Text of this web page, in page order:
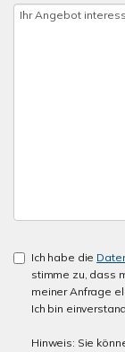
Ich habe die
stimme zu, dass
meiner Anfrage
Ich bin
Hinweis: Sie